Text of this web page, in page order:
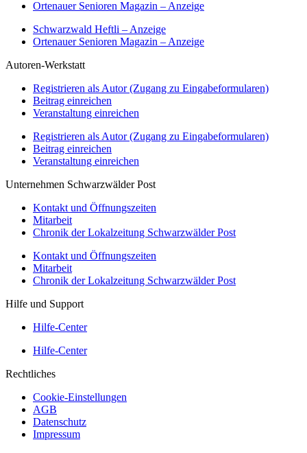
Ortenauer Senioren Magazin – Anzeige
Schwarzwald Heftli – Anzeige
Ortenauer Senioren Magazin – Anzeige
Autoren-Werkstatt
Registrieren als Autor (Zugang zu Eingabeformularen)
Beitrag einreichen
Veranstaltung einreichen
Registrieren als Autor (Zugang zu Eingabeformularen)
Beitrag einreichen
Veranstaltung einreichen
Unternehmen Schwarzwälder Post
Kontakt und Öffnungszeiten
Mitarbeit
Chronik der Lokalzeitung Schwarzwälder Post
Kontakt und Öffnungszeiten
Mitarbeit
Chronik der Lokalzeitung Schwarzwälder Post
Hilfe und Support
Hilfe-Center
Hilfe-Center
Rechtliches
Cookie-Einstellungen
AGB
Datenschutz
Impressum